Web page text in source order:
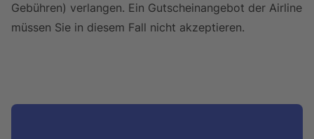
Gebühren) verlangen. Ein Gutscheinangebot der Airline
müssen Sie in diesem Fall nicht akzeptieren.